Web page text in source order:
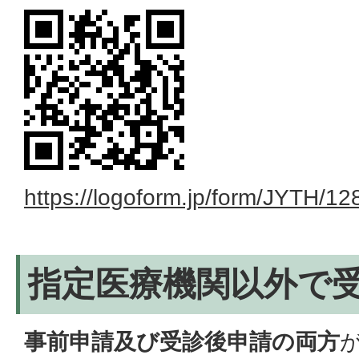
https://logoform.jp/form/JYTH/
指定医療機関以外で
事前申請及び受診後申請の両方